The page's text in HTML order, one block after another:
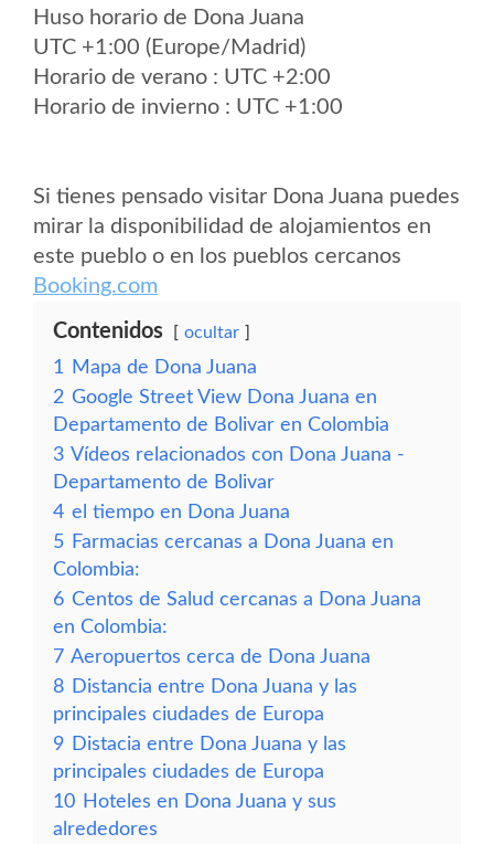
Huso horario de Dona Juana
UTC +1:00 (Europe/Madrid)
Horario de verano : UTC +2:00
Horario de invierno : UTC +1:00
Si tienes pensado visitar Dona Juana puedes
mirar la disponibilidad de alojamientos en
este pueblo o en los pueblos cercanos
Booking.com
Contenidos ocultar
1
Mapa de Dona Juana
2 Google Street View Dona Juana en
Departamento de Bolivar en Colombia
3 Vídeos relacionados con Dona Juana -
Departamento de Bolivar
4 el tiempo en Dona Juana
5 Farmacias cercanas a Dona Juana en
Colombia:
6 Centos de Salud cercanas a Dona Juana
en Colombia:
7 Aeropuertos cerca de Dona Juana
8 Distancia entre Dona Juana y las
principales ciudades de Europa
9 Distacia entre Dona Juana y las
principales ciudades de Europa
10 Hoteles en Dona Juana y sus
alrededores